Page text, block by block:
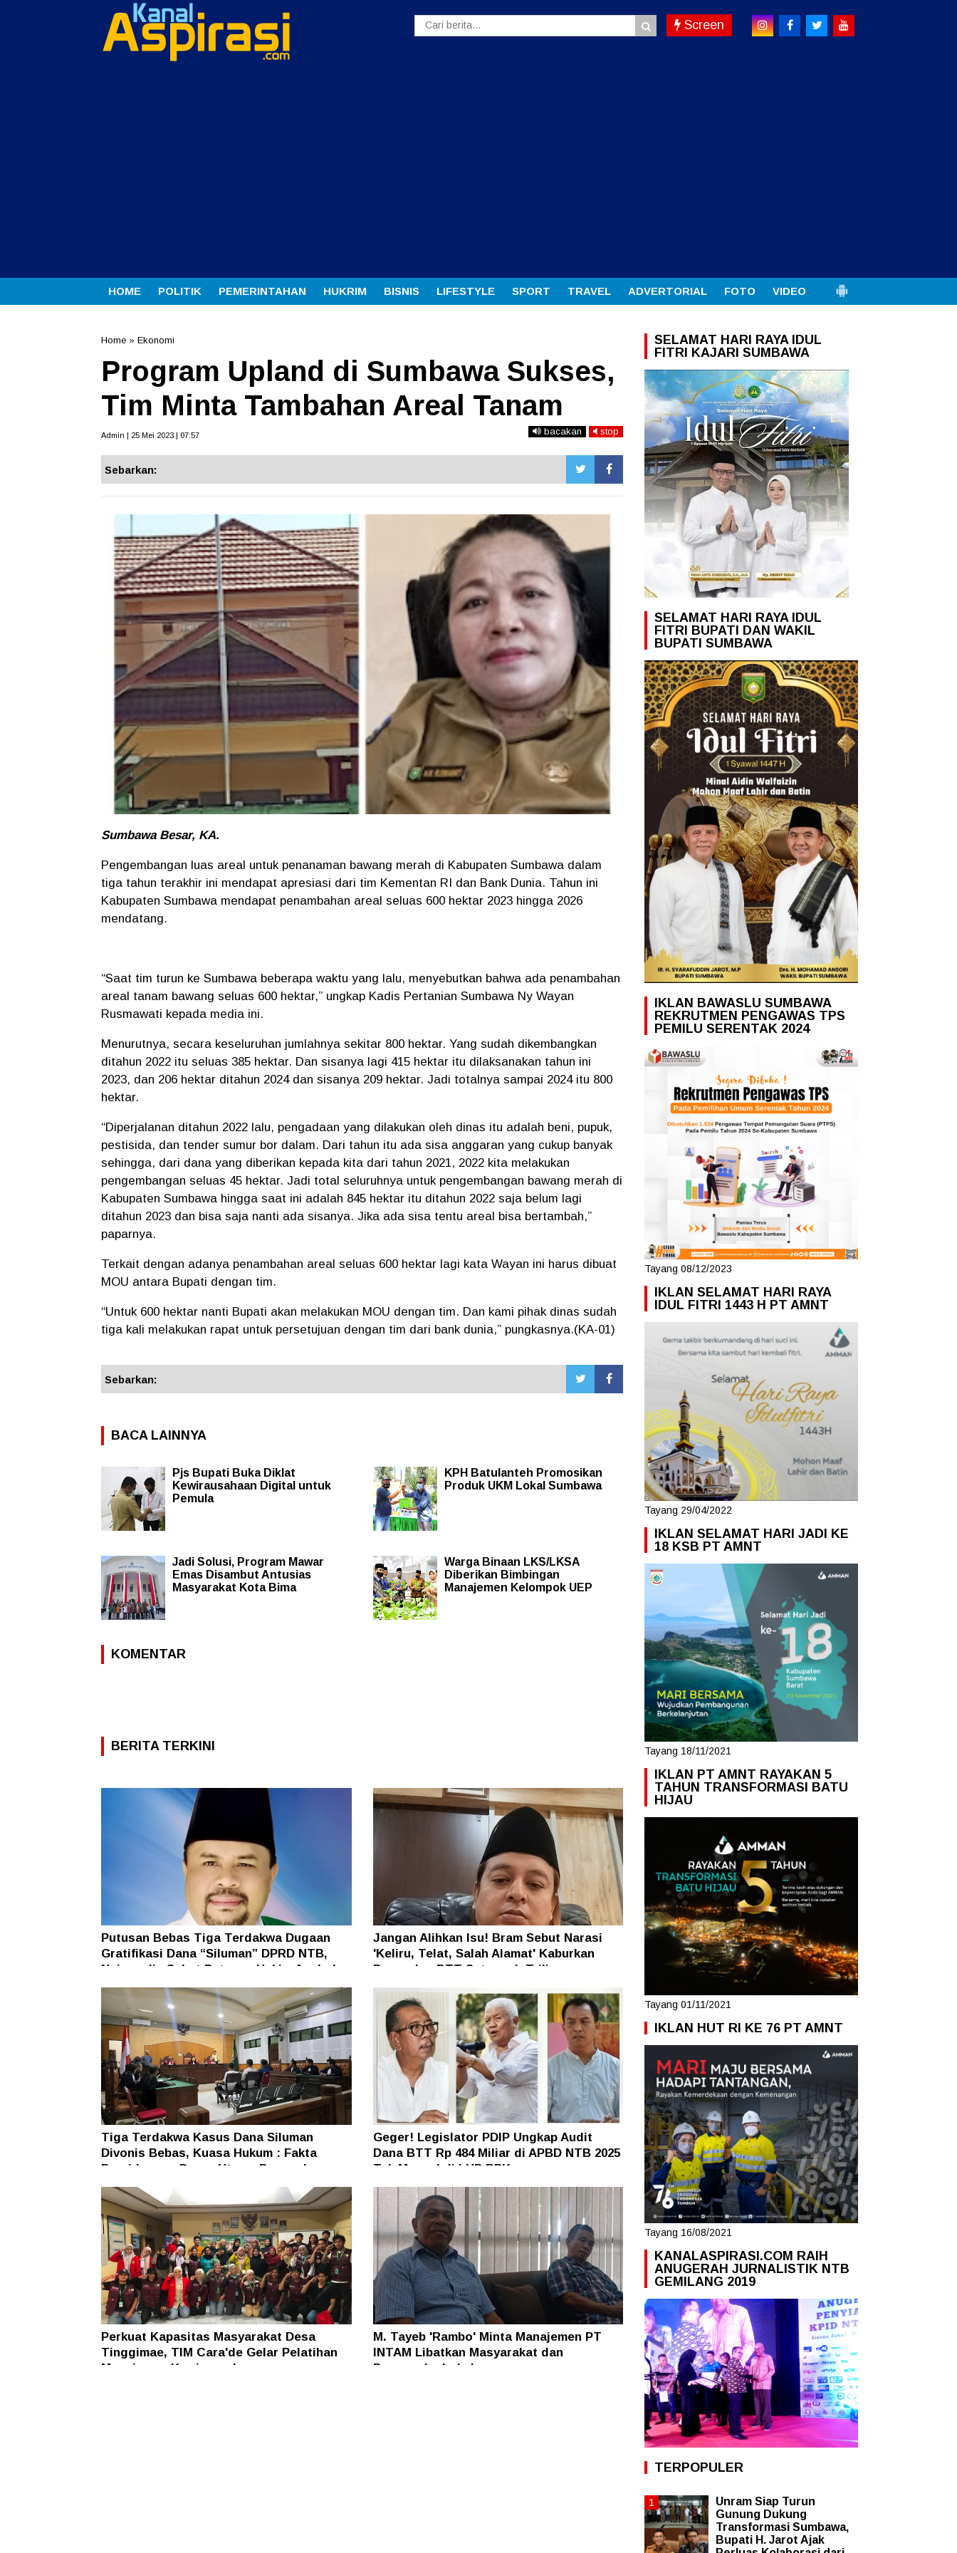
Screen
HOME POLITIK PEMERINTAHAN HUKRIM BISNIS LIFESTYLE SPORT TRAVEL ADVERTORIAL FOTO VIDEO
Home » Ekonomi
Program Upland di Sumbawa Sukses,
Tim Minta Tambahan Areal Tanam
Admin | 25 Mei 2023 | 07:57 bacakan stop
Sebarkan:
Sumbawa Besar, KA.
Pengembangan luas areal untuk penanaman bawang merah di Kabupaten Sumbawa dalam
tiga tahun terakhir ini mendapat apresiasi dari tim Kementan RI dan Bank Dunia. Tahun ini
Kabupaten Sumbawa mendapat penambahan areal seluas 600 hektar 2023 hingga 2026
mendatang.
“Saat tim turun ke Sumbawa beberapa waktu yang lalu, menyebutkan bahwa ada penambahan
areal tanam bawang seluas 600 hektar,” ungkap Kadis Pertanian Sumbawa Ny Wayan
Rusmawati kepada media ini.
Menurutnya, secara keseluruhan jumlahnya sekitar 800 hektar. Yang sudah dikembangkan
ditahun 2022 itu seluas 385 hektar. Dan sisanya lagi 415 hektar itu dilaksanakan tahun ini
2023, dan 206 hektar ditahun 2024 dan sisanya 209 hektar. Jadi totalnya sampai 2024 itu 800
hektar.
“Diperjalanan ditahun 2022 lalu, pengadaan yang dilakukan oleh dinas itu adalah beni, pupuk,
pestisida, dan tender sumur bor dalam. Dari tahun itu ada sisa anggaran yang cukup banyak
sehingga, dari dana yang diberikan kepada kita dari tahun 2021, 2022 kita melakukan
pengembangan seluas 45 hektar. Jadi total seluruhnya untuk pengembangan bawang merah di
Kabupaten Sumbawa hingga saat ini adalah 845 hektar itu ditahun 2022 saja belum lagi
ditahun 2023 dan bisa saja nanti ada sisanya. Jika ada sisa tentu areal bisa bertambah,”
paparnya.
Terkait dengan adanya penambahan areal seluas 600 hektar lagi kata Wayan ini harus dibuat
MOU antara Bupati dengan tim.
“Untuk 600 hektar nanti Bupati akan melakukan MOU dengan tim. Dan kami pihak dinas sudah
tiga kali melakukan rapat untuk persetujuan dengan tim dari bank dunia,” pungkasnya.(KA-01)
Sebarkan:
BACA LAINNYA
Pjs Bupati Buka Diklat
Kewirausahaan Digital untuk
Pemula
KPH Batulanteh Promosikan
Produk UKM Lokal Sumbawa
Jadi Solusi, Program Mawar
Emas Disambut Antusias
Masyarakat Kota Bima
Warga Binaan LKS/LKSA
Diberikan Bimbingan
Manajemen Kelompok UEP
KOMENTAR
BERITA TERKINI
Putusan Bebas Tiga Terdakwa Dugaan
Gratifikasi Dana “Siluman” DPRD NTB,
Najamudin Sebut Putusan Hakim Aneh dan
Ganjil
Jangan Alihkan Isu! Bram Sebut Narasi
'Keliru, Telat, Salah Alamat' Kaburkan
Persoalan BTT Setengah Triliun
Tiga Terdakwa Kasus Dana Siluman
Divonis Bebas, Kuasa Hukum : Fakta
Persidangan Dasar Utama Penegakan
Hukum
Geger! Legislator PDIP Ungkap Audit
Dana BTT Rp 484 Miliar di APBD NTB 2025
Tak Muncul di LHP BPK
Perkuat Kapasitas Masyarakat Desa
Tinggimae, TIM Cara'de Gelar Pelatihan
Manajemen Kewirausahaan
M. Tayeb 'Rambo' Minta Manajemen PT
INTAM Libatkan Masyarakat dan
Pengusaha Lokal
SELAMAT HARI RAYA IDUL
FITRI KAJARI SUMBAWA
SELAMAT HARI RAYA IDUL
FITRI BUPATI DAN WAKIL
BUPATI SUMBAWA
IKLAN BAWASLU SUMBAWA
REKRUTMEN PENGAWAS TPS
PEMILU SERENTAK 2024
Tayang 08/12/2023
IKLAN SELAMAT HARI RAYA
IDUL FITRI 1443 H PT AMNT
Tayang 29/04/2022
IKLAN SELAMAT HARI JADI KE
18 KSB PT AMNT
Tayang 18/11/2021
IKLAN PT AMNT RAYAKAN 5
TAHUN TRANSFORMASI BATU
HIJAU
Tayang 01/11/2021
IKLAN HUT RI KE 76 PT AMNT
Tayang 16/08/2021
KANALASPIRASI.COM RAIH
ANUGERAH JURNALISTIK NTB
GEMILANG 2019
TERPOPULER
Unram Siap Turun
Gunung Dukung
Transformasi Sumbawa,
Bupati H. Jarot Ajak